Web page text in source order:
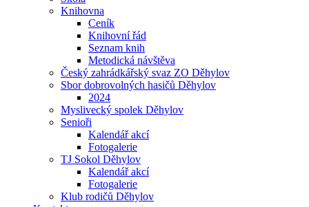
Knihovna
Ceník
Knihovní řád
Seznam knih
Metodická návštěva
Český zahrádkářský svaz ZO Děhylov
Sbor dobrovolných hasičů Děhylov
2024
Myslivecký spolek Děhylov
Senioři
Kalendář akcí
Fotogalerie
TJ Sokol Děhylov
Kalendář akcí
Fotogalerie
Klub rodičů Děhylov